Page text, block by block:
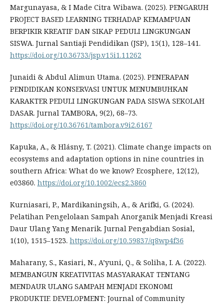
Margunayasa, & I Made Citra Wibawa. (2025). PENGARUH
PROJECT BASED LEARNING TERHADAP KEMAMPUAN
BERPIKIR KREATIF DAN SIKAP PEDULI LINGKUNGAN
SISWA. Jurnal Santiaji Pendidikan (JSP), 15(1), 128–141.
https://doi.org/10.36733/jsp.v15i1.11262
Junaidi & Abdul Alimun Utama. (2025). PENERAPAN
PENDIDIKAN KONSERVASI UNTUK MENUMBUHKAN
KARAKTER PEDULI LINGKUNGAN PADA SISWA SEKOLAH
DASAR. Jurnal TAMBORA, 9(2), 68–73.
https://doi.org/10.36761/tambora.v9i2.6167
Kapuka, A., & Hlásny, T. (2021). Climate change impacts on
ecosystems and adaptation options in nine countries in
southern Africa: What do we know? Ecosphere, 12(12),
e03860. https://doi.org/10.1002/ecs2.3860
Kurniasari, P., Mardikaningsih, A., & Arifki, G. (2024).
Pelatihan Pengelolaan Sampah Anorganik Menjadi Kreasi
Daur Ulang Yang Menarik. Jurnal Pengabdian Sosial,
1(10), 1515–1523. https://doi.org/10.59837/q8wp4f36
Maharany, S., Kasiari, N., A’yuni, Q., & Soliha, I. A. (2022).
MEMBANGUN KREATIVITAS MASYARAKAT TENTANG
MENDAUR ULANG SAMPAH MENJADI EKONOMI
PRODUKTIF. DEVELOPMENT: Journal of Community